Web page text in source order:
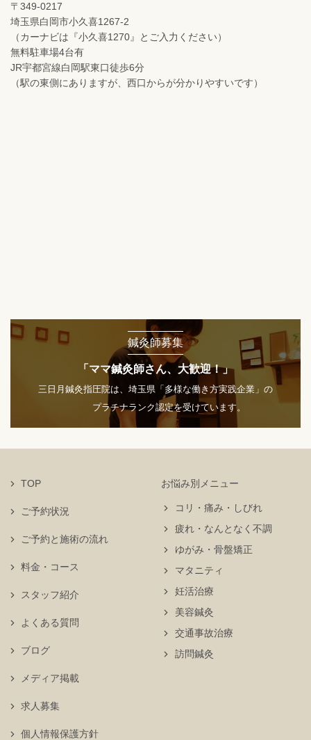
〒349-0217
埼玉県白岡市小久喜1267-2
（カーナビは『小久喜1270』とご入力ください）
無料駐車場4台有
JR宇都宮線白岡駅東口徒歩6分
（駅の東側にありますが、西口からが分かりやすいです）
鍼灸師募集
「ママ鍼灸師さん、大歓迎！」
三日月鍼灸指圧院は、埼玉県「多様な働き方実践企業」の
プラチナランク認定を受けています。
TOP
ご予約状況
お悩み別メニュー
コリ・痛み・しびれ
疲れ・なんとなく不調
ゆがみ・骨盤矯正
マタニティ
妊活治療
美容鍼灸
交通事故治療
訪問鍼灸
ご予約と施術の流れ
料金・コース
スタッフ紹介
よくある質問
ブログ
メディア掲載
求人募集
個人情報保護方針